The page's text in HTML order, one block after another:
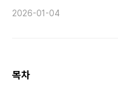
2026-01-04
목차